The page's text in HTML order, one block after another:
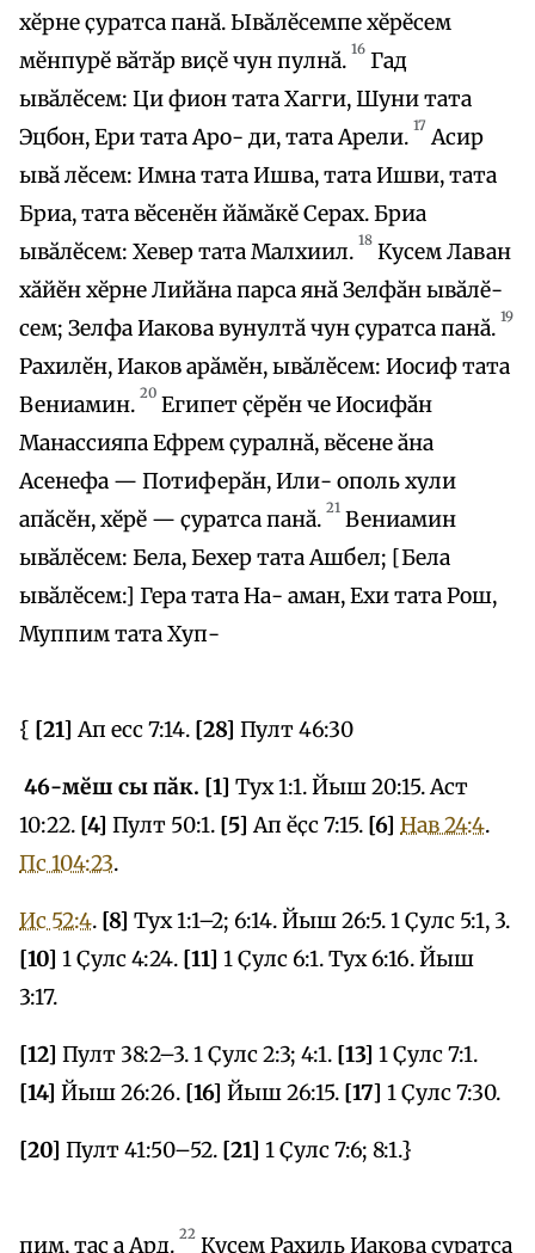
хӗрне ҫуратса панӑ. Ывӑлӗсемпе хӗрӗсем
мӗнпурӗ вӑтӑр виҫӗ чун пулнӑ. 16 Гад
ывӑлӗсем: Ци фион тата Хагги, Шуни тата
Эцбон, Ери тата Аро- ди, тата Арели. 17 Асир
ывӑ лӗсем: Имна тата Ишва, тата Ишви, тата
Бриа, тата вӗсенӗн йӑмӑкӗ Серах. Бриа
ывӑлӗсем: Хевер тата Малхиил. 18 Кусем Лаван
хӑйӗн хӗрне Лийӑна парса янӑ Зелфӑн ывӑлӗ-
сем; Зелфа Иакова вунултӑ чун ҫуратса панӑ. 19
Рахилӗн, Иаков арӑмӗн, ывӑлӗсем: Иосиф тата
Вениамин. 20 Египет ҫӗрӗн че Иосифӑн
Манассияпа Ефрем ҫуралнӑ, вӗсене ӑна
Асенефа — Потиферӑн, Или- ополь хули
апӑсӗн, хӗрӗ — ҫуратса панӑ. 21 Вениамин
ывӑлӗсем: Бела, Бехер тата Ашбел; [Бела
ывӑлӗсем:] Гера тата На- аман, Ехи тата Рош,
Муппим тата Хуп-
{ [21] Ап есс 7:14. [28] Пулт 46:30
46-мӗш сы пӑк. [1] Тух 1:1. Йыш 20:15. Аст
10:22. [4] Пулт 50:1. [5] Ап ӗҫс 7:15. [6] Нав 24:4.
Пс 104:23.
Ис 52:4. [8] Тух 1:1–2; 6:14. Йыш 26:5. 1 Ҫулс 5:1, 3.
[10] 1 Ҫулс 4:24. [11] 1 Ҫулс 6:1. Тух 6:16. Йыш
3:17.
[12] Пулт 38:2–3. 1 Ҫулс 2:3; 4:1. [13] 1 Ҫулс 7:1.
[14] Йыш 26:26. [16] Йыш 26:15. [17] 1 Ҫулс 7:30.
[20] Пулт 41:50–52. [21] 1 Ҫулс 7:6; 8:1.}
пим, таҫ а Ард. 22 Кусем Рахиль Иакова ҫуратса